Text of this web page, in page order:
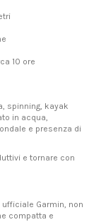
10 ore
spinning, kayak
in acqua,
e presenza di
e tornare con
Garmin, non
compatta e